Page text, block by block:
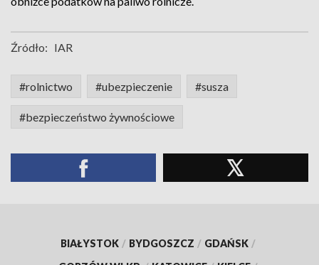
Źródło: IAR
#rolnictwo #ubezpieczenie #susza
#bezpieczeństwo żywnościowe
BIAŁYSTOK / BYDGOSZCZ / GDAŃSK /